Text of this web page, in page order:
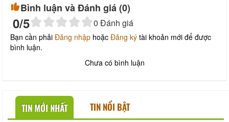
Bình luận và Đánh giá (0)
0/5 0 Đánh giá
Bạn cần phải Đăng nhập hoặc Đăng ký tài khoản mới để được
bình luận.
Chưa có bình luận
TIN MỚI NHẤT TIN NỔI BẬT